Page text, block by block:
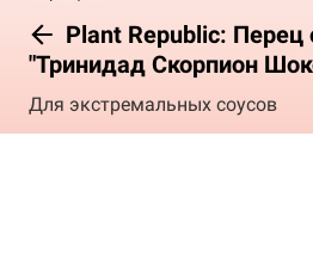
Plant Republic: Перец
"Тринидад Скорпион
Для экстремальных соусов